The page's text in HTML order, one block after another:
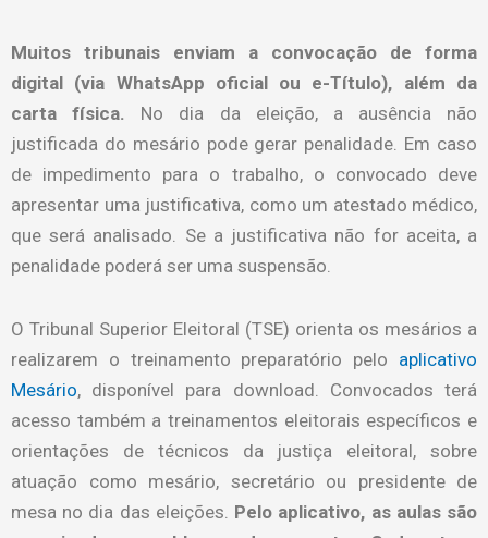
Muitos tribunais enviam a convocação de forma
digital (via WhatsApp oficial ou e-Título), além da
carta física. No dia da eleição, a ausência não
justificada do mesário pode gerar penalidade. Em caso
de impedimento para o trabalho, o convocado deve
apresentar uma justificativa, como um atestado médico,
que será analisado. Se a justificativa não for aceita, a
penalidade poderá ser uma suspensão.
O Tribunal Superior Eleitoral (TSE) orienta os mesários a
realizarem o treinamento preparatório pelo aplicativo
Mesário, disponível para download. Convocados terá
acesso também a treinamentos eleitorais específicos e
orientações de técnicos da justiça eleitoral, sobre
atuação como mesário, secretário ou presidente de
mesa no dia das eleições. Pelo aplicativo, as aulas são